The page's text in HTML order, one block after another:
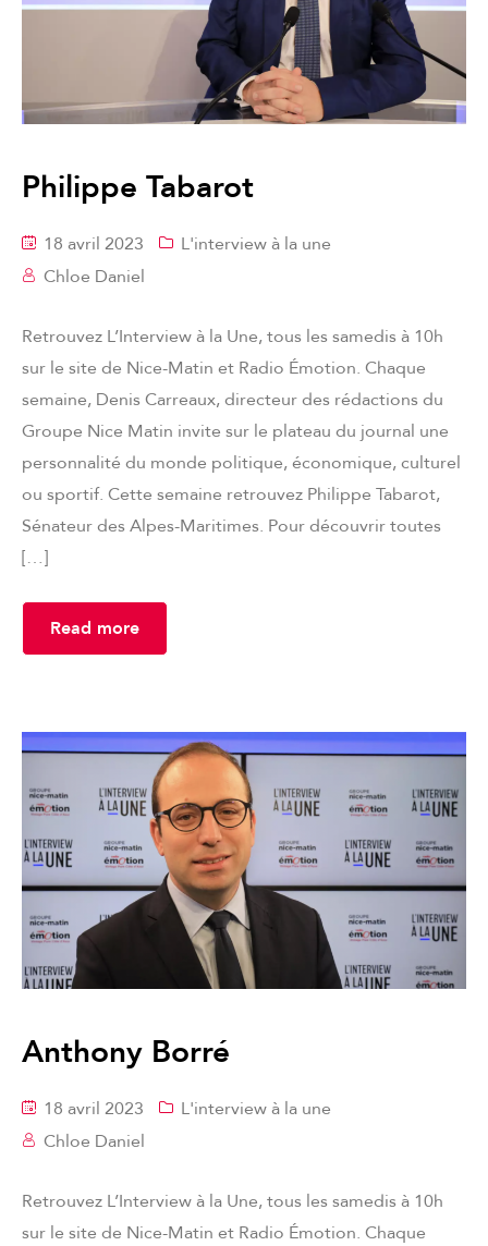
Philippe Tabarot
18 avril 2023
L'interview à la une
Chloe Daniel
Retrouvez L’Interview à la Une, tous les samedis à 10h
sur le site de Nice-Matin et Radio Émotion. Chaque
semaine, Denis Carreaux, directeur des rédactions du
Groupe Nice Matin invite sur le plateau du journal une
personnalité du monde politique, économique, culturel
ou sportif. Cette semaine retrouvez Philippe Tabarot,
Sénateur des Alpes-Maritimes. Pour découvrir toutes
[…]
Read more
Anthony Borré
18 avril 2023
L'interview à la une
Chloe Daniel
Retrouvez L’Interview à la Une, tous les samedis à 10h
sur le site de Nice-Matin et Radio Émotion. Chaque